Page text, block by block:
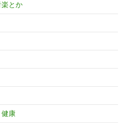
とか
健康